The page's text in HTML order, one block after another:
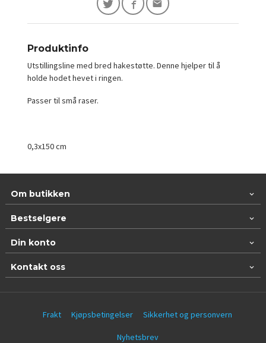
Produktinfo
Utstillingsline med bred hakestøtte. Denne hjelper til å
holde hodet hevet i ringen.
Passer til små raser.
0,3x150 cm
Om butikken
Bestselgere
Din konto
Kontakt oss
Frakt Kjøpsbetingelser Sikkerhet og personvern
Nyhetsbrev